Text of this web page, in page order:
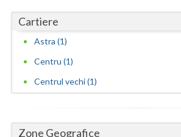
Cartiere
Astra (1)
Centru (1)
Centrul vechi (1)
Zone Geografice